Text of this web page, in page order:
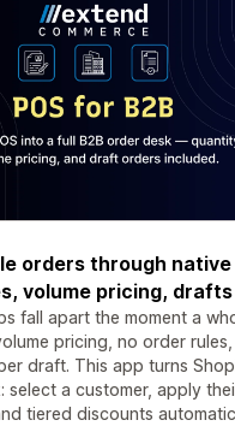
orders through
volume pricing,
fall apart the moment a
pricing, no order
draft. This app turns
select a customer, apply
tiered discounts